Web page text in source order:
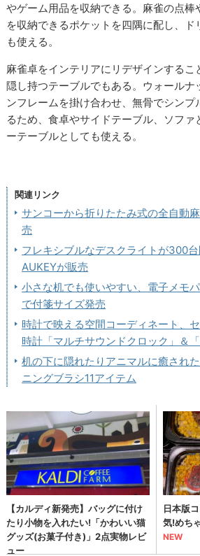
やゲーム用品を収納できる。麻雀の点棒
を収納できるポケットを四隅に配し、ド
も使える。
麻雀卓をインテリアにリデザインするこ
隠し持つテーブルでもある。ウォールナ
ンフレームを掛け合わせ、無骨でシンプ
るため、食卓やサイドテーブル、ソファ
ーテーブルとしても使える。
関連リンク
サンコーから折りたたみ式の全自動
売
フレキシブルなデスクライトが300台
AUKEYが販売
小さな机でも使いやすい、電子メモ
で付箋サイズ発売
時計で映える空間コーディネート、
時計「マルチサウンドクロック」＆「
机の下に隠れたりアニマルに癒され
ニングブラシ11アイテム